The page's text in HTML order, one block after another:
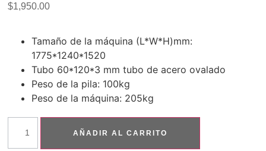
$1,950.00
Tamaño de la máquina (L*W*H)mm:
1775*1240*1520
Tubo 60*120*3 mm tubo de acero ovalado
Peso de la pila: 100kg
Peso de la máquina: 205kg
AÑADIR AL CARRITO